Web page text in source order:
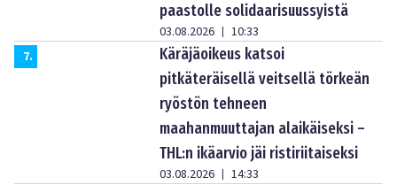
paastolle solidaarisuussyistä
03.08.2026 | 10:33
7.
Käräjäoikeus katsoi
pitkäteräisellä veitsellä törkeän
ryöstön tehneen
maahanmuuttajan alaikäiseksi –
THL:n ikäarvio jäi ristiriitaiseksi
03.08.2026 | 14:33